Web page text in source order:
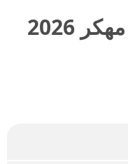
تحميل برنامج Zefoy مهكر 2026